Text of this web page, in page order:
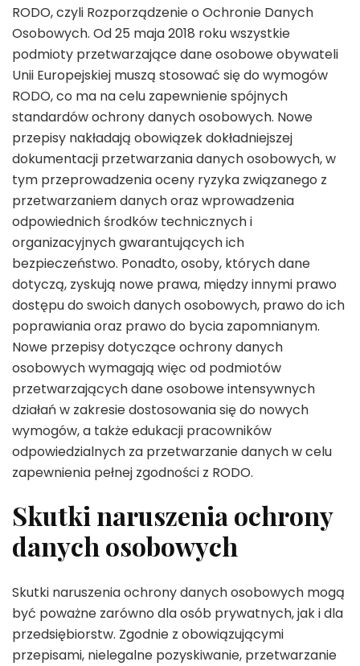
RODO, czyli Rozporządzenie o Ochronie Danych
Osobowych. Od 25 maja 2018 roku wszystkie
podmioty przetwarzające dane osobowe obywateli
Unii Europejskiej muszą stosować się do wymogów
RODO, co ma na celu zapewnienie spójnych
standardów ochrony danych osobowych. Nowe
przepisy nakładają obowiązek dokładniejszej
dokumentacji przetwarzania danych osobowych, w
tym przeprowadzenia oceny ryzyka związanego z
przetwarzaniem danych oraz wprowadzenia
odpowiednich środków technicznych i
organizacyjnych gwarantujących ich
bezpieczeństwo. Ponadto, osoby, których dane
dotyczą, zyskują nowe prawa, między innymi prawo
dostępu do swoich danych osobowych, prawo do ich
poprawiania oraz prawo do bycia zapomnianym.
Nowe przepisy dotyczące ochrony danych
osobowych wymagają więc od podmiotów
przetwarzających dane osobowe intensywnych
działań w zakresie dostosowania się do nowych
wymogów, a także edukacji pracowników
odpowiedzialnych za przetwarzanie danych w celu
zapewnienia pełnej zgodności z RODO.
Skutki naruszenia ochrony
danych osobowych
Skutki naruszenia ochrony danych osobowych mogą
być poważne zarówno dla osób prywatnych, jak i dla
przedsiębiorstw. Zgodnie z obowiązującymi
przepisami, nielegalne pozyskiwanie, przetwarzanie